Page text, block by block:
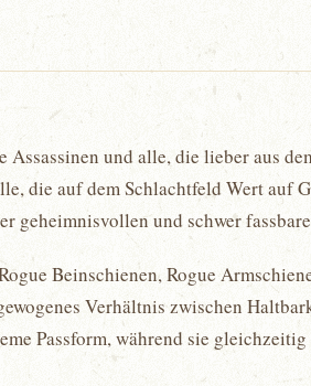
und alle, die lieber aus
die auf dem Schlachtfeld Wert auf
und schwer
Beinschienen, Rogue
Verhältnis zwischen
Passform, während sie